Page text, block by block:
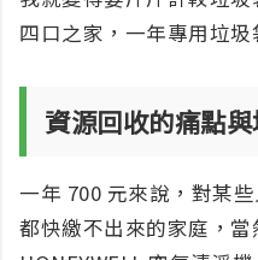
四口之家，一年專用垃圾
資源回收的痛點
一年 700 元來說，對某
都快繳不出來的家庭，